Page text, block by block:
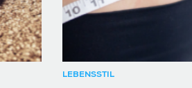
LEBENSSTIL